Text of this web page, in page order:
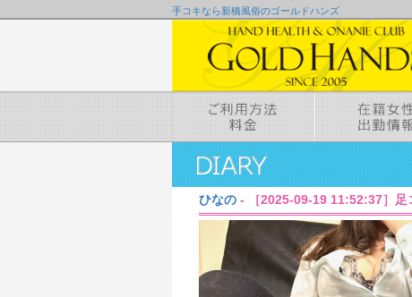
手コキなら新橋風俗のゴールドハンズ
ひなの - ［2025-09-19 11:52:37］足